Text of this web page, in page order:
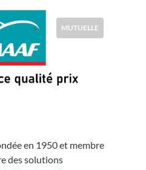
MUTUELLE
en 1950 et membre
des solutions